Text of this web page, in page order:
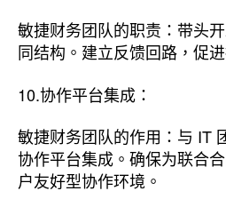
敏捷财务团队的职责：带头
同结构。建立反馈回路，促
10.协作平台集成：
敏捷财务团队的作用：与 IT
协作平台集成。确保为联合
户友好型协作环境。